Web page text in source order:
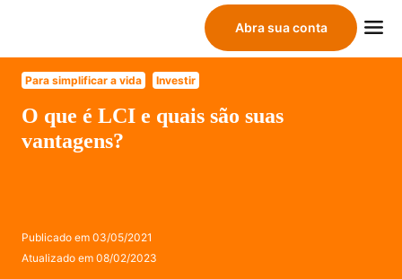
Abra sua conta
Para simplificar a vida Investir
O que é LCI e quais são suas
vantagens?
Publicado em 03/05/2021
Atualizado em 08/02/2023